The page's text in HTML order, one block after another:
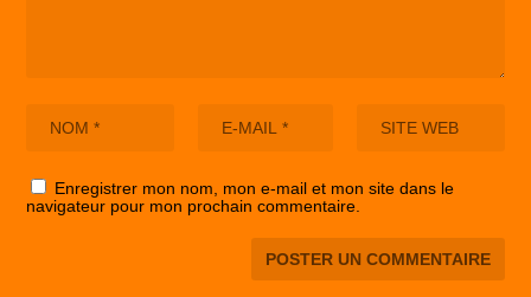
Enregistrer mon nom, mon e-mail et mon site dans le
navigateur pour mon prochain commentaire.